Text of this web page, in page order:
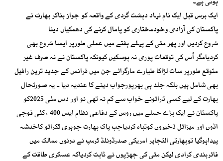
ایک برس قبل ایک نام نہاد دہشت گردی کے واقعہ کو جواز بناکر بھارت نے
پاکستان کی آزادی وخودمختاری کو پامال کرنے کی دھمکیاں دینا
شروع کردیں اور پھر مئی کے پہلے ہفتے میں عملی طورپر ایسا شروع بھی
کردیامگر اُس کی توقعات پوری نہ ہوسکیں کیونکہ پاکستان نے نہ صرف غیر
متوقع طورپر سات لڑاکا طیارے مارگرائے جن میں فرانس کے جدید ترین رافیل
بھی شامل ہیں بلکہ جلد ہی بھرپورجواب دینے کا عندیہ دیا ۔ یہ صورتحال
بھارت کے لیے کسی ڈرائونے خواب سے کم نہ تھی نو اور دس مئی 2025کو
پاکستان نے ایک بڑے حملے میں روس کے دفاعی نظام ایس 400 ، کئی فوجی
اڈوں اور میزائل ذخیروں کوتباہ کردیاجب پاک بھارت جوہری ٹکرائو کاخدشہ
پیداہوگیا توبھارتی التجاپر امریکی صدرڈونلڈ ٹرمپ نے دونوں ممالک میں
فائربندی کرادی لیکن مئی کی جھڑپوں نے ثابت کردیاکہ عسکری طاقت کے